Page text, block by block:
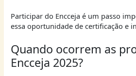
Participar do Encceja é um passo
essa oportunidade de certificação e
Quando ocorrem as
Encceja 2025?